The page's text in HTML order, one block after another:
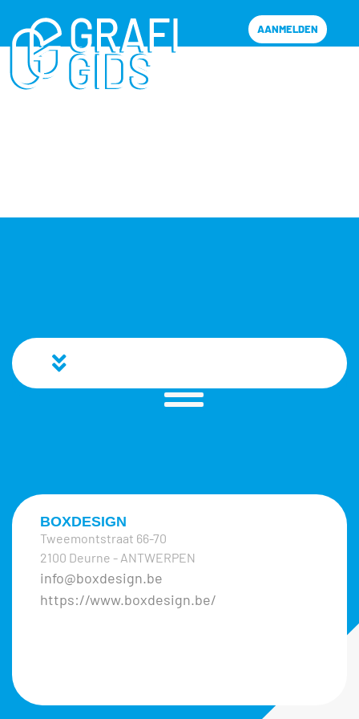
AANMELDEN
BOXDESIGN
Tweemontstraat 66-70
2100 Deurne - ANTWERPEN
info@boxdesign.be
https://www.boxdesign.be/